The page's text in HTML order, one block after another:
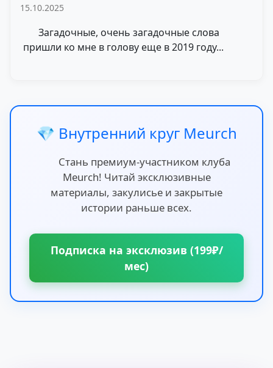
15.10.2025
Загадочные, очень загадочные слова
пришли ко мне в голову еще в 2019 году...
💎 Внутренний круг Meurch
Стань премиум-участником клуба
Meurch! Читай эксклюзивные
материалы, закулисье и закрытые
истории раньше всех.
Подписка на эксклюзив (199₽/
мес)